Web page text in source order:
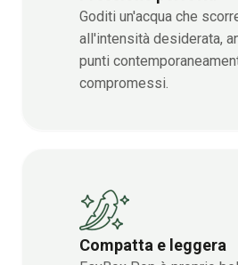
Goditi un'acqua che
all'intensità desiderata,
punti
compromessi.
Compatta e leggera